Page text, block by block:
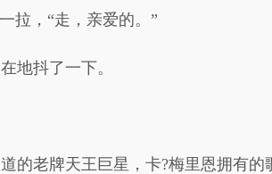
拉，“走，亲爱的。”
地抖了一下。
的老牌天王巨星，卡?梅里恩拥有的